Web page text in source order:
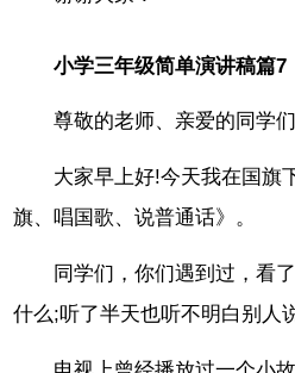
小学三年级简单演讲稿篇7
尊敬的老师、亲爱的同学们
大家早上好!今天我在国旗
旗、唱国歌、说普通话》。
同学们，你们遇到过，看
什么;听了半天也听不明白别人